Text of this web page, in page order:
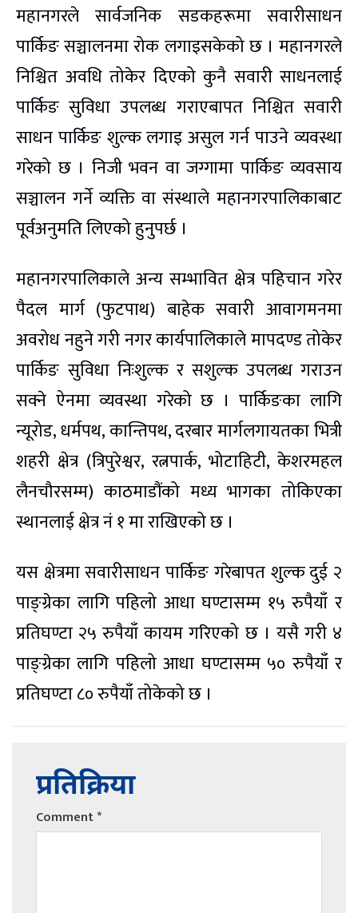
महानगरले सार्वजनिक सडकहरूमा सवारीसाधन
पार्किङ सञ्चालनमा रोक लगाइसकेको छ । महानगरले
निश्चित अवधि तोकेर दिएको कुनै सवारी साधनलाई
पार्किङ सुविधा उपलब्ध गराएबापत निश्चित सवारी
साधन पार्किङ शुल्क लगाइ असुल गर्न पाउने व्यवस्था
गरेको छ । निजी भवन वा जग्गामा पार्किङ व्यवसाय
सञ्चालन गर्ने व्यक्ति वा संस्थाले महानगरपालिकाबाट
पूर्वअनुमति लिएको हुनुपर्छ ।
महानगरपालिकाले अन्य सम्भावित क्षेत्र पहिचान गरेर
पैदल मार्ग (फुटपाथ) बाहेक सवारी आवागमनमा
अवरोध नहुने गरी नगर कार्यपालिकाले मापदण्ड तोकेर
पार्किङ सुविधा निःशुल्क र सशुल्क उपलब्ध गराउन
सक्ने ऐनमा व्यवस्था गरेको छ । पार्किङका लागि
न्यूरोड, धर्मपथ, कान्तिपथ, दरबार मार्गलगायतका भित्री
शहरी क्षेत्र (त्रिपुरेश्वर, रत्नपार्क, भोटाहिटी, केशरमहल
लैनचौरसम्म) काठमाडौंको मध्य भागका तोकिएका
स्थानलाई क्षेत्र नं १ मा राखिएको छ ।
यस क्षेत्रमा सवारीसाधन पार्किङ गरेबापत शुल्क दुई २
पाङ्ग्रेका लागि पहिलो आधा घण्टासम्म १५ रुपैयाँ र
प्रतिघण्टा २५ रुपैयाँ कायम गरिएको छ । यसै गरी ४
पाङ्ग्रेका लागि पहिलो आधा घण्टासम्म ५० रुपैयाँ र
प्रतिघण्टा ८० रुपैयाँ तोकेको छ ।
प्रतिक्रिया
Comment*